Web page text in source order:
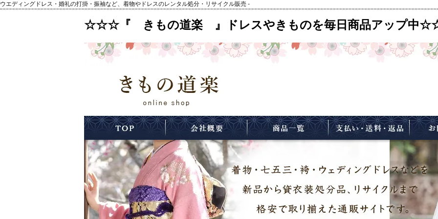
ウエディングドレス・婚礼の打掛・振袖など、着物やドレスのレンタル処分・リサイクル販売 -
☆☆☆『 きもの道楽 』ドレスやきものを毎日商品アップ中